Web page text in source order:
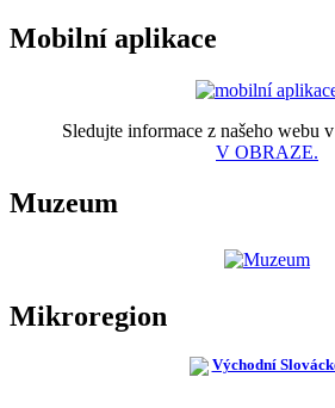
Mobilní aplikace
Sledujte informace z našeho webu v
V OBRAZE.
Muzeum
Mikroregion